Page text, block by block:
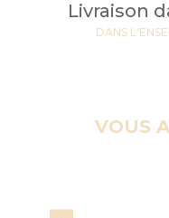
Livraison
DANS
VOUS